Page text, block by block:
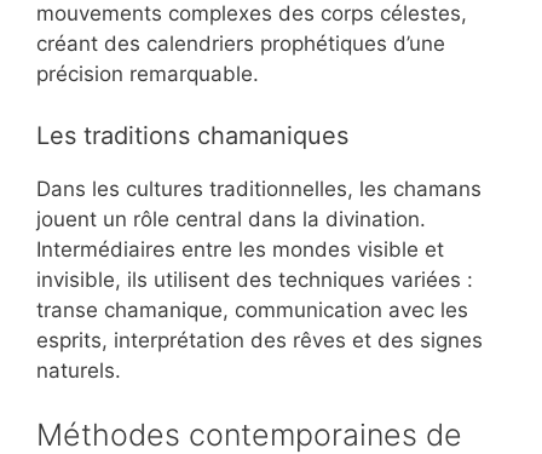
mouvements complexes des corps célestes,
créant des calendriers prophétiques d’une
précision remarquable.
Les traditions chamaniques
Dans les cultures traditionnelles, les chamans
jouent un rôle central dans la divination.
Intermédiaires entre les mondes visible et
invisible, ils utilisent des techniques variées :
transe chamanique, communication avec les
esprits, interprétation des rêves et des signes
naturels.
Méthodes contemporaines de